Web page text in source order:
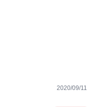
2020/09/11